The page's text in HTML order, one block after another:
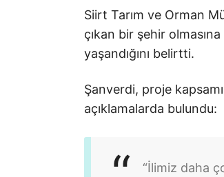
Siirt Tarım ve Orman
çıkan bir şehir
yaşandığını belirtti.
Şanverdi, proje
açıklamalarda bulundu:
“İlimiz daha